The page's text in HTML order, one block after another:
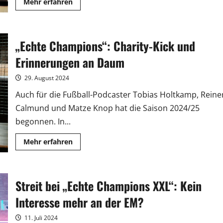
Informationen
Champions
XXL“
in
Sinsheim
„Echte Champions“: Charity-Kick und
Erinnerungen an Daum
29. August 2024
Auch für die Fußball-Podcaster Tobias Holtkamp,
Calmund und Matze Knop hat die Saison 2024/25
begonnen. In...
Mehr erfahrenMehr
Informationen
Kick
und
Erinnerungen
an
Daum
Streit bei „Echte Champions XXL“: Kein
Interesse mehr an der EM?
11. Juli 2024